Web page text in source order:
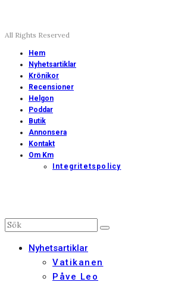
All Rights Reserved
Hem
Nyhetsartiklar
Krönikor
Recensioner
Helgon
Poddar
Butik
Annonsera
Kontakt
Om Km
Integritetspolicy
Nyhetsartiklar
Vatikanen
Påve Leo